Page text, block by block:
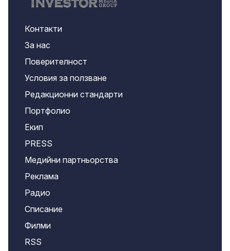
Контакти
За нас
Поверителност
Условия за ползване
Редакционни стандарти
Портфолио
Екип
PRESS
Медийни партньорства
Реклама
Радио
Списание
Филми
RSS